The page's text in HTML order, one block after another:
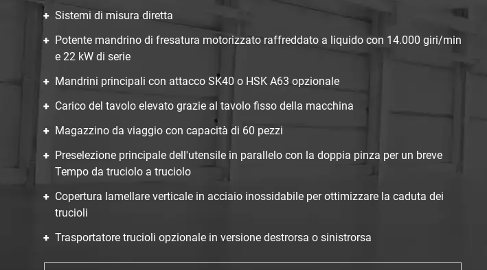
Sistemi di misura diretta
Potente mandrino di fresatura motorizzato raffreddato a liquido con 14.000 giri/min
e 22 kW di serie
Mandrini principali con attacco SK40 o HSK A63 opzionale
Carico del tavolo elevato grazie al tavolo fisso della macchina
Magazzino da viaggio con capacità di 60 pezzi
Preselezione principale dell'utensile in parallelo con la doppia pinza per un breve
Tempo da truciolo a truciolo
Copertura lamellare verticale in acciaio inossidabile per ottimizzare la caduta dei
trucioli
Trasportatore trucioli opzionale in versione destrorsa o sinistrorsa